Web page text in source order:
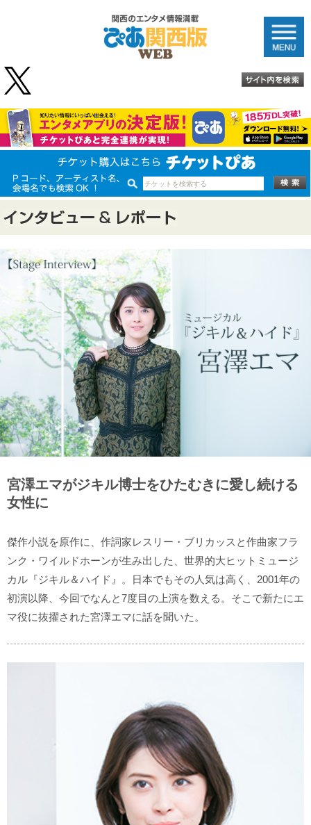
宮澤エマがジキル博士をひたむきに愛し続ける
女性に
傑作小説を原作に、作詞家レスリー・ブリカッスと作曲家フラ
ンク・ワイルドホーンが生み出した、世界的大ヒットミュージ
カル『ジキル＆ハイド』。日本でもその人気は高く、2001年の
初演以降、今回でなんと7度目の上演を数える。そこで新たにエ
マ役に抜擢された宮澤エマに話を聞いた。